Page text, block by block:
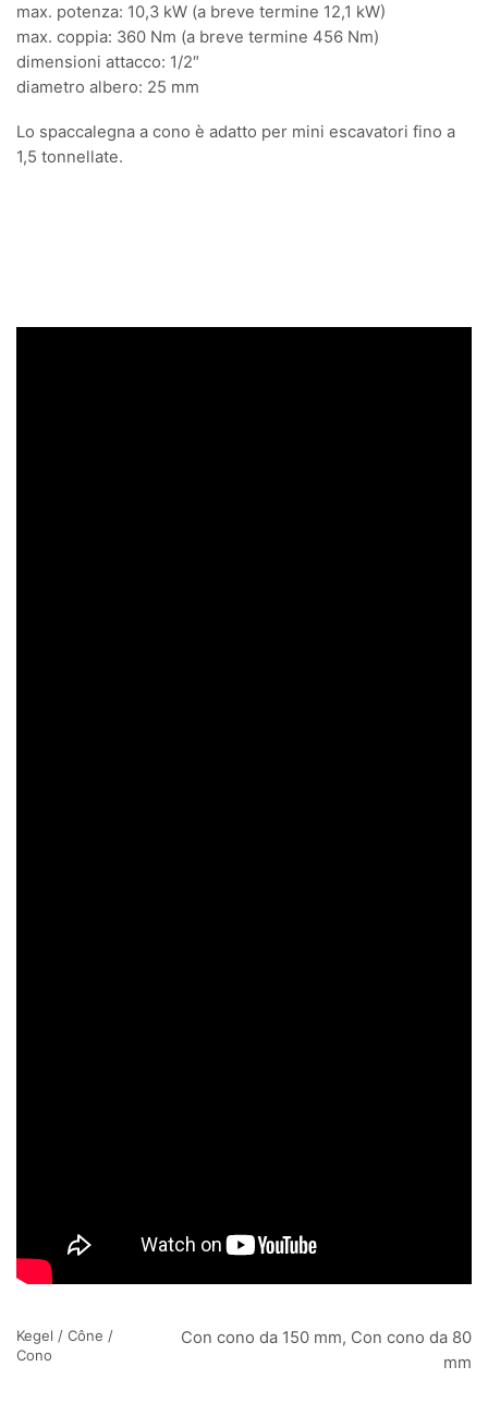
max. potenza: 10,3 kW (a breve termine 12,1 kW)
max. coppia: 360 Nm (a breve termine 456 Nm)
dimensioni attacco: 1/2″
diametro albero: 25 mm
Lo spaccalegna a cono è adatto per mini escavatori fino a
1,5 tonnellate.
Kegel / Cône /
Cono
Con cono da 150 mm, Con cono da 80
mm